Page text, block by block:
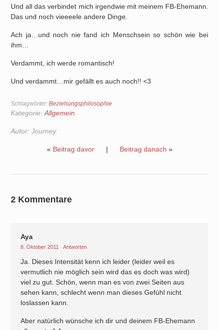
Und all das verbindet mich irgendwie mit meinem FB-Ehemann.
Das und noch vieeeele andere Dinge.
Ach ja…und noch nie fand ich Menschsein so schön wie bei
ihm…
Verdammt, ich werde romantisch!
Und verdammt…mir gefällt es auch noch!! <3
Schlagwörter:Beziehungsphilosophie
Kategorie: Allgemein
Autor: Journey
« Beitrag davor| Beitrag danach »
2 Kommentare
Aya
8. Oktober 2011 Antworten
Ja. Dieses Intensität kenn ich leider (leider weil es
vermutlich nie möglich sein wird das es doch was wird)
viel zu gut. Schön, wenn man es von zwei Seiten aus
sehen kann, schlecht wenn man dieses Gefühl nicht
loslassen kann.
Aber natürlich wünsche ich dir und deinem FB-Ehemann